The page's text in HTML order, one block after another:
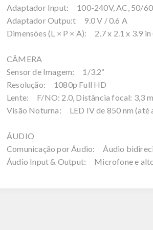
Adaptador Input: 100-240V, AC, 50/60
Adaptador Outpu:t 9.0 V / 0.6 A
Dimensões (L × P × A): 2.7 x 2.1 x 3.9 in
CÂMERA
Sensor de Imagem: 1/3.2“
Resolução: 1080p Full HD
Lente: F/NO: 2.0, Distância focal: 3,3
Visão Noturna: LED IV de 850 nm (até
ÁUDIO
Comunicação por Áudio: Áudio
Áudio Input & Output: Microfone e